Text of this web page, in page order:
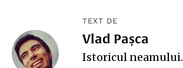
TEXT DE
Vlad Pașca
Istoricul neamului.